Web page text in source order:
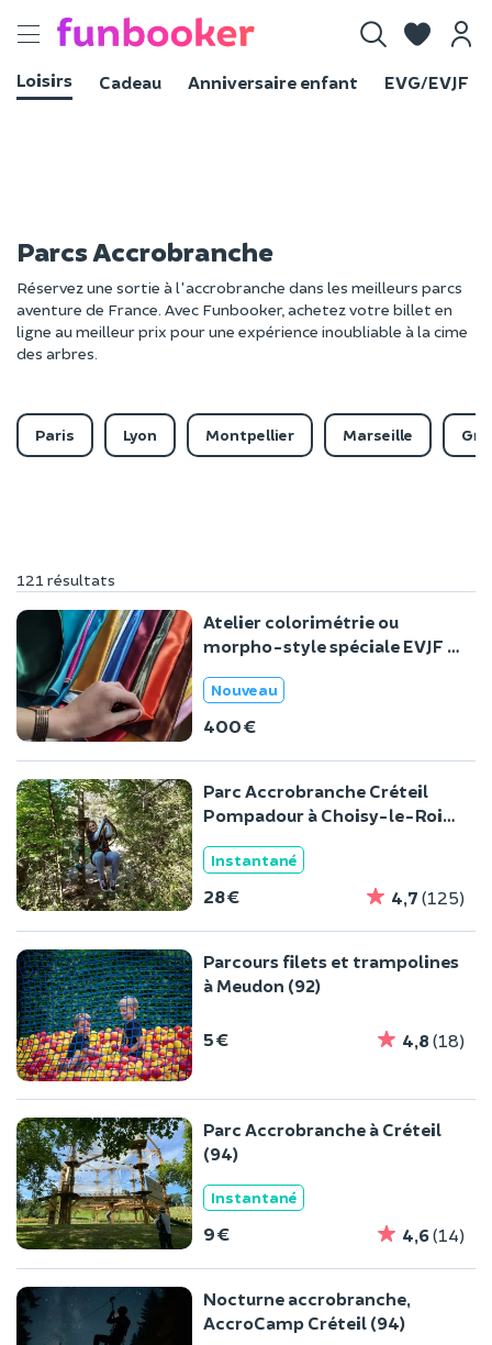
Toggle
Loisirs
Cadeau Anniversaire enfant EVG/EVJF
Parcs Accrobranche
Réservez une sortie à l'accrobranche dans les meilleurs parcs
aventure de France. Avec Funbooker, achetez votre billet en
ligne au meilleur prix pour une expérience inoubliable à la cime
des arbres.
Paris Lyon Montpellier Marseille
121 résultats
Atelier colorimétrie ou
morpho-style spéciale EVJF à
Nouveau
400 €
Parc Accrobranche Créteil
Pompadour à Choisy-le-Roi
Instantané
28 € 4,7 (125)
Parcours filets et trampolines
à Meudon (92)
5 € 4,8 (18)
Parc Accrobranche à Créteil
(94)
Instantané
9 € 4,6(14)
Nocturne accrobranche,
AccroCamp Créteil (94)